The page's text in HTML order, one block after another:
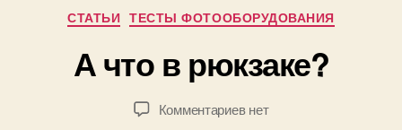
Рубрики
СТАТЬИ ТЕСТЫ ФОТООБОРУДОВАНИЯ
А что в рюкзаке?
записи
:
а
в
л
записи
0
9
0
.
Комментариевк
нет